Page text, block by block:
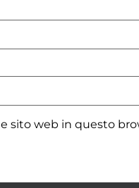
sito web in questo